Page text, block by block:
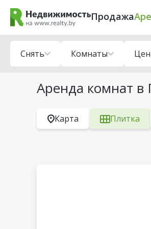
Продажа
Аренда комнат в
Снять Комнаты
Карта Плитка